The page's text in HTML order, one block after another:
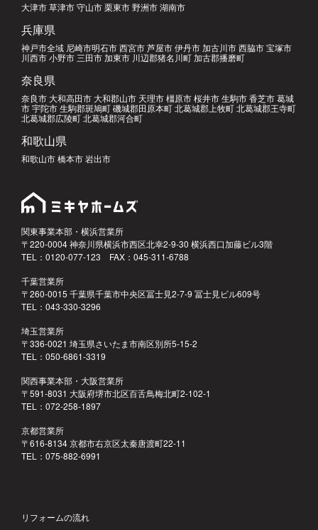
大津市 草津市 守山市 栗東市 野洲市 湖南市
兵庫県
神戸市全域 尼崎市明石市 西宮市 芦屋市 伊丹市 加古川市 西脇市 宝塚市
川西市 小野市 三田市 加東市 川辺郡猪名川町 加古郡播磨町
奈良県
奈良市 大和高田市 大和郡山市 天理市 橿原市 桜井市 生駒市 香芝市 葛城
市 宇陀市 生駒郡斑鳩町 磯城郡田原本町 北葛城郡上牧町 北葛城郡王寺町
北葛城郡広陵町 北葛城郡河合町
和歌山県
和歌山市 橋本市 岩出市
関東事業本部・横浜営業所
〒220-0004 神奈川県横浜市西区北幸2-9-30 横浜西口加藤ビル3階
TEL：0120-077-123 FAX：045-311-6788
千葉営業所
〒260-0015 千葉県千葉市中央区冨士見2-7-9 冨士見ビル609号
TEL：043-330-3296
埼玉営業所
〒336-0021 埼玉県さいたま市南区別所5-15-2
TEL：050-6861-3319
関西事業本部・大阪営業所
〒591-8031 大阪府堺市北区百舌鳥梅北町2-102-1
TEL：072-258-1897
京都営業所
〒616-8134 京都市右京区太秦唐渡町22-11
TEL：075-882-6991
リフォームの流れ